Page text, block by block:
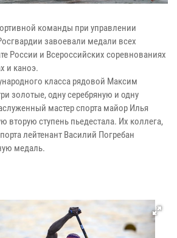
команды при управлении
завоевали медали всех
России и Всероссийских соревнованиях
и каноэ.
класса рядовой Максим
золотые, одну серебряную и одну
мастер спорта майор Илья
вторую ступень пьедестала. Их коллега,
лейтенант Василий Погребан
медаль.